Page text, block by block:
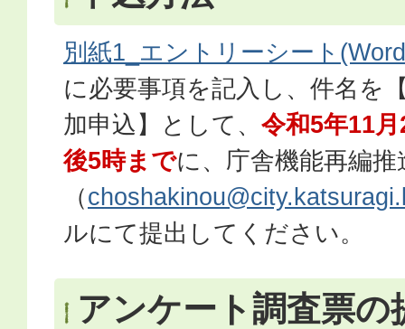
別紙1_エントリーシート
に必要事項を記入し、件名を
加申込】として、 令和5年11
後5時までに、庁舎機能再編推
（
ルにて提出してください。
アンケート調査票の